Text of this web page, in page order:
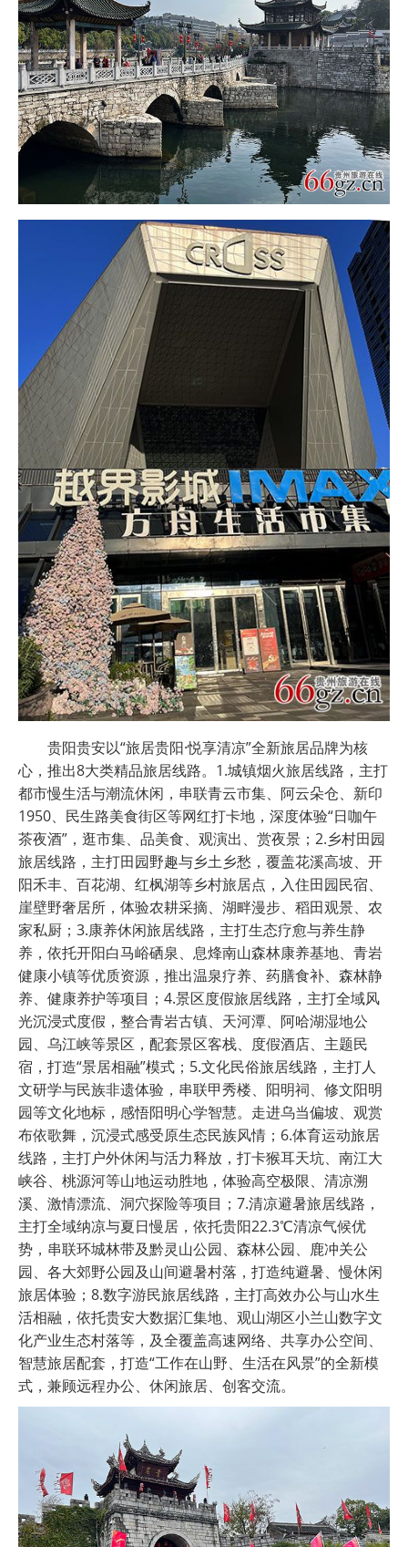
贵阳贵安以“旅居贵阳·悦享清凉”全新旅居品牌为核
心，推出8大类精品旅居线路。1.城镇烟火旅居线路，主打
都市慢生活与潮流休闲，串联青云市集、阿云朵仓、新印
1950、民生路美食街区等网红打卡地，深度体验“日咖午
茶夜酒”，逛市集、品美食、观演出、赏夜景；2.乡村田园
旅居线路，主打田园野趣与乡土乡愁，覆盖花溪高坡、开
阳禾丰、百花湖、红枫湖等乡村旅居点，入住田园民宿、
崖壁野奢居所，体验农耕采摘、湖畔漫步、稻田观景、农
家私厨；3.康养休闲旅居线路，主打生态疗愈与养生静
养，依托开阳白马峪硒泉、息烽南山森林康养基地、青岩
健康小镇等优质资源，推出温泉疗养、药膳食补、森林静
养、健康养护等项目；4.景区度假旅居线路，主打全域风
光沉浸式度假，整合青岩古镇、天河潭、阿哈湖湿地公
园、乌江峡等景区，配套景区客栈、度假酒店、主题民
宿，打造“景居相融”模式；5.文化民俗旅居线路，主打人
文研学与民族非遗体验，串联甲秀楼、阳明祠、修文阳明
园等文化地标，感悟阳明心学智慧。走进乌当偏坡、观赏
布依歌舞，沉浸式感受原生态民族风情；6.体育运动旅居
线路，主打户外休闲与活力释放，打卡猴耳天坑、南江大
峡谷、桃源河等山地运动胜地，体验高空极限、清凉溯
溪、激情漂流、洞穴探险等项目；7.清凉避暑旅居线路，
主打全域纳凉与夏日慢居，依托贵阳22.3℃清凉气候优
势，串联环城林带及黔灵山公园、森林公园、鹿冲关公
园、各大郊野公园及山间避暑村落，打造纯避暑、慢休闲
旅居体验；8.数字游民旅居线路，主打高效办公与山水生
活相融，依托贵安大数据汇集地、观山湖区小兰山数字文
化产业生态村落等，及全覆盖高速网络、共享办公空间、
智慧旅居配套，打造“工作在山野、生活在风景”的全新模
式，兼顾远程办公、休闲旅居、创客交流。